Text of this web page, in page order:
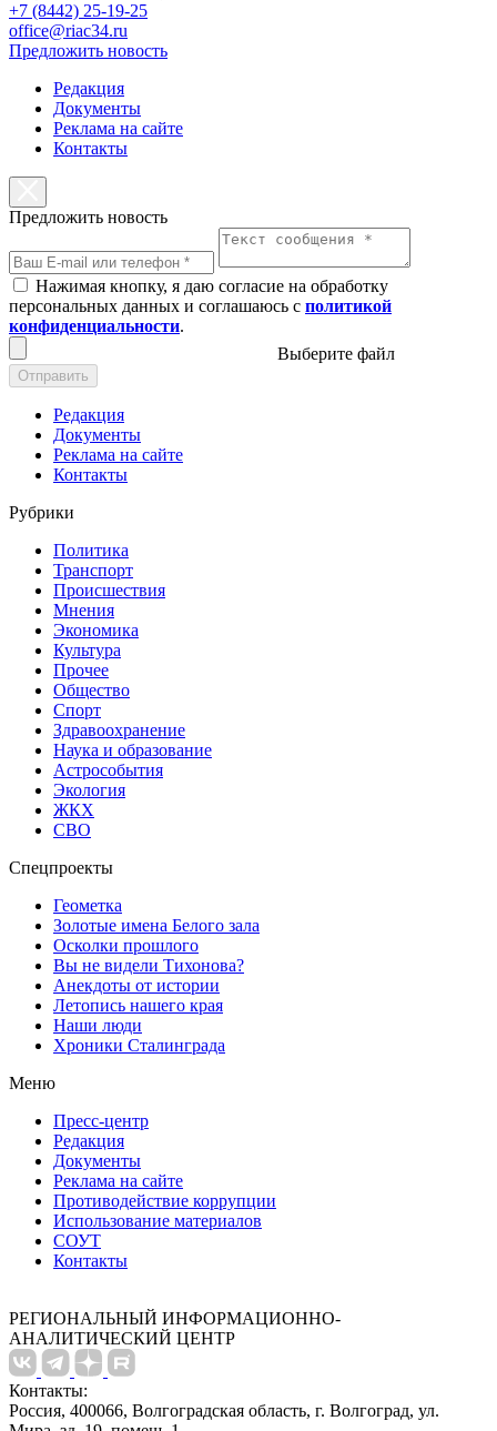
+7 (8442) 25-19-25
office@riac34.ru
Предложить новость
Редакция
Документы
Реклама на сайте
Контакты
Предложить новость
Нажимая кнопку, я даю согласие на обработку
персональных данных и соглашаюсь с политикой
конфиденциальности.
Выберите файл
Отправить
Редакция
Документы
Реклама на сайте
Контакты
Рубрики
Политика
Транспорт
Происшествия
Мнения
Экономика
Культура
Прочее
Общество
Спорт
Здравоохранение
Наука и образование
Астрособытия
Экология
ЖКХ
СВО
Спецпроекты
Геометка
Золотые имена Белого зала
Осколки прошлого
Вы не видели Тихонова?
Анекдоты от истории
Летопись нашего края
Наши люди
Хроники Сталинграда
Меню
Пресс-центр
Редакция
Документы
Реклама на сайте
Противодействие коррупции
Использование материалов
СОУТ
Контакты
РЕГИОНАЛЬНЫЙ ИНФОРМАЦИОННО-
АНАЛИТИЧЕСКИЙ ЦЕНТР
Контакты:
Россия, 400066, Волгоградская область, г. Волгоград, ул.